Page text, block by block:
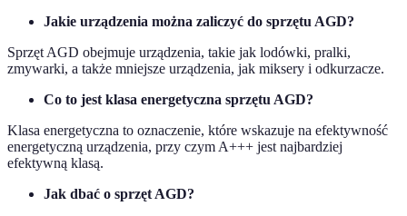
Jakie urządzenia można zaliczyć do sprzętu AGD?
Sprzęt AGD obejmuje urządzenia, takie jak lodówki, pralki,
zmywarki, a także mniejsze urządzenia, jak miksery i odkurzacze.
Co to jest klasa energetyczna sprzętu AGD?
Klasa energetyczna to oznaczenie, które wskazuje na efektywność
energetyczną urządzenia, przy czym A+++ jest najbardziej
efektywną klasą.
Jak dbać o sprzęt AGD?